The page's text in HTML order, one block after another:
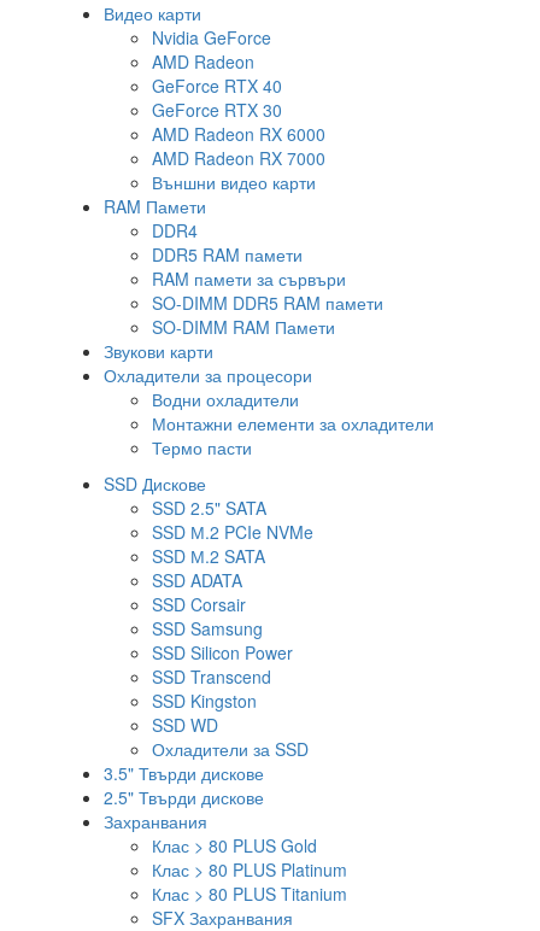
Видео карти
Nvidia GeForce
AMD Radeon
GeForce RTX 40
GeForce RTX 30
AMD Radeon RX 6000
AMD Radeon RX 7000
Външни видео карти
RAM Памети
DDR4
DDR5 RAM памети
RAM памети за сървъри
SO-DIMM DDR5 RAM памети
SO-DIMM RAM Памети
Звукови карти
Охладители за процесори
Водни охладители
Монтажни елементи за охладители
Термо пасти
SSD Дискове
SSD 2.5" SATA
SSD М.2 PCIe NVMe
SSD М.2 SATA
SSD ADATA
SSD Corsair
SSD Samsung
SSD Silicon Power
SSD Transcend
SSD Kingston
SSD WD
Охладители за SSD
3.5" Твърди дискове
2.5" Твърди дискове
Захранвания
Клас > 80 PLUS Gold
Клас > 80 PLUS Platinum
Клас > 80 PLUS Titanium
SFX Захранвания